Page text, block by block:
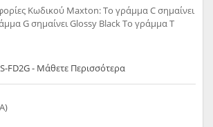
Κωδικού Maxton: Το γράμμα C σημαίνει
G σημαίνει Glossy Black Το γράμμα T
FD2G - Μάθετε Περισσότερα